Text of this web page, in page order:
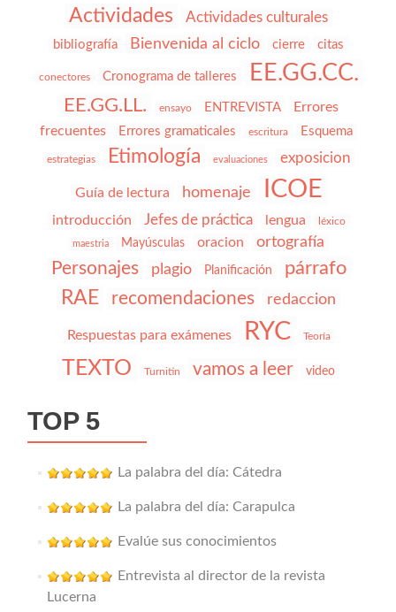
Actividades Actividades culturales
bibliografía Bienvenida al ciclo cierre citas
conectores Cronograma de talleres EE.GG.CC.
EE.GG.LL. ensayo ENTREVISTA
Errores
frecuentes
Errores gramaticales escritura Esquema
estrategias Etimología evaluaciones exposicion
Guía de lectura homenaje ICOE
introducción Jefes de práctica lengua léxico
maestria Mayúsculas oracion ortografía
Personajes plagio Planificación párrafo
RAE recomendaciones redaccion
Respuestas para exámenes RYC Teoría
TEXTO Turnitin vamos a leer video
TOP 5
La palabra del día: Cátedra
La palabra del día: Carapulca
Evalúe sus conocimientos
Entrevista al director de la revista
Lucerna